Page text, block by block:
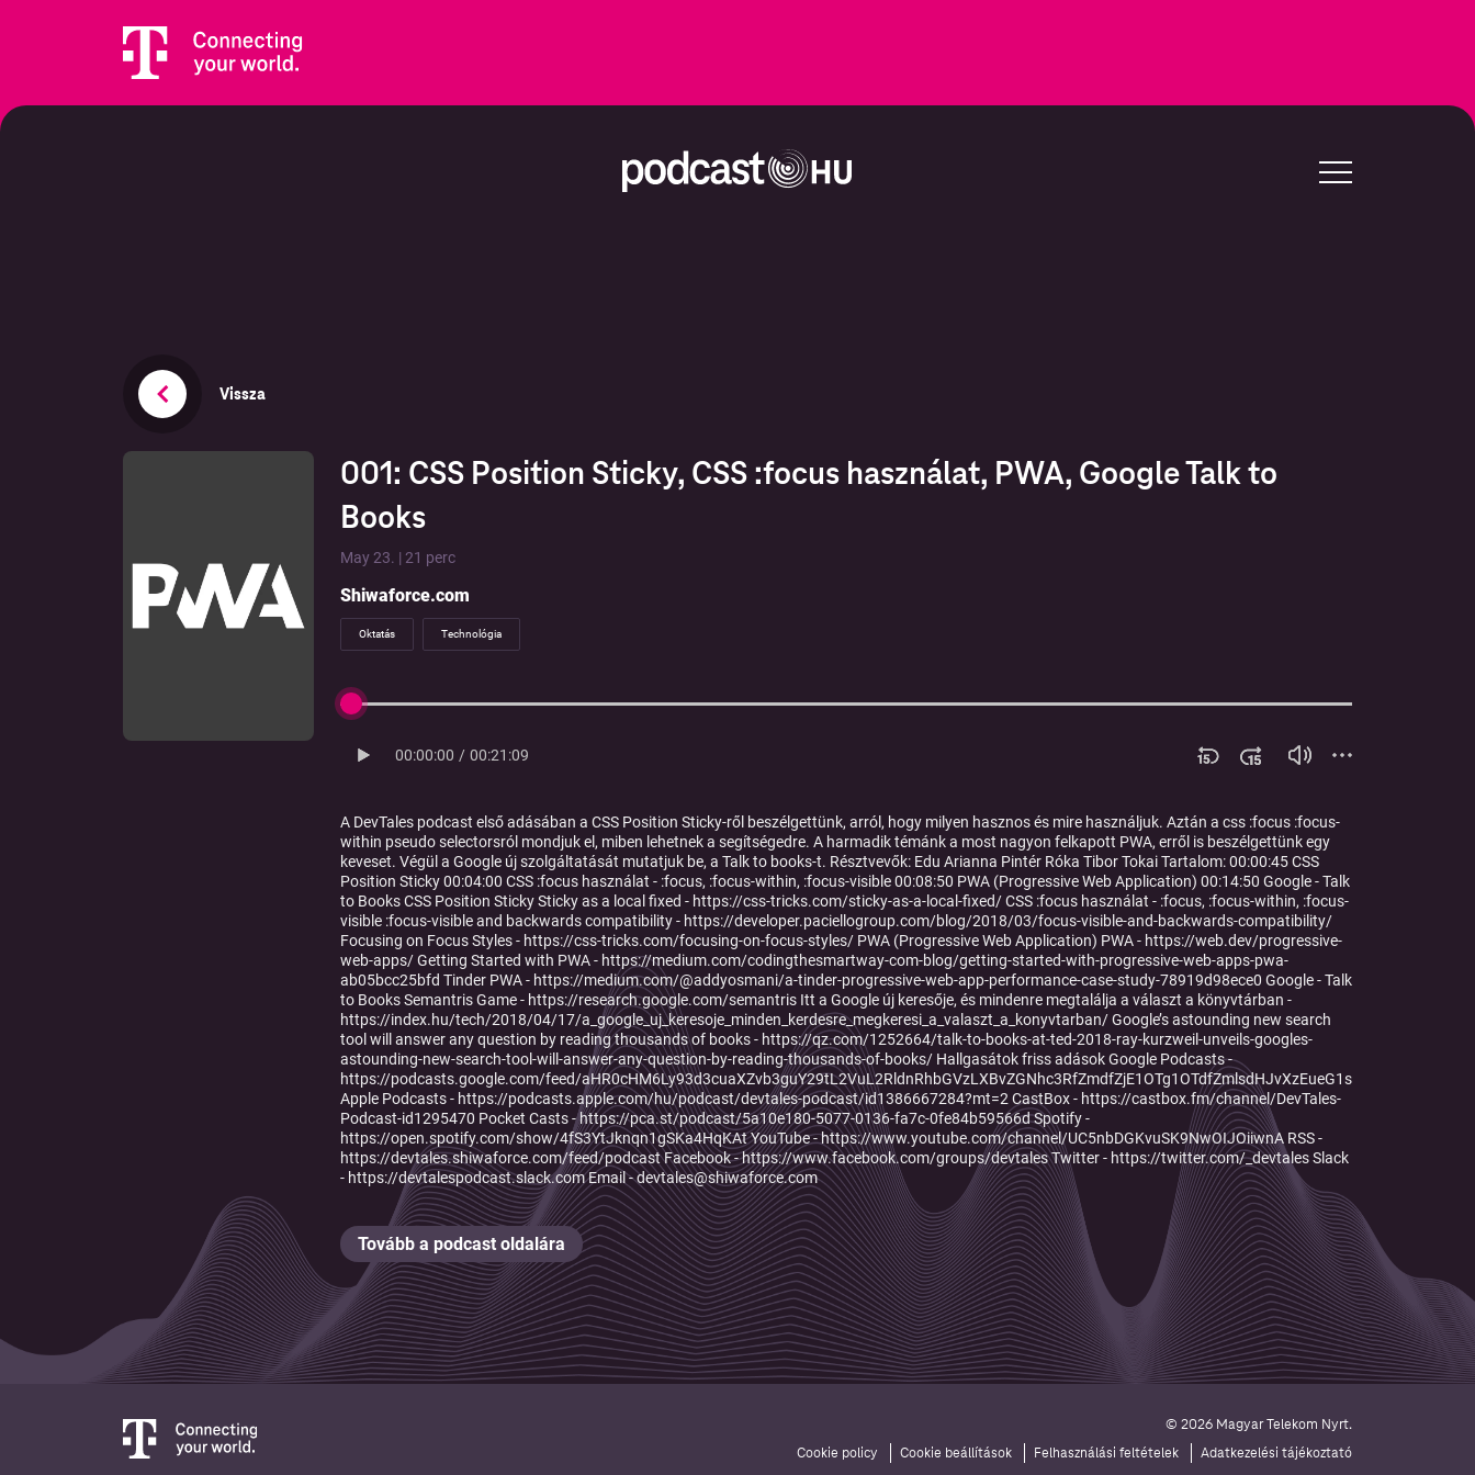
Vissza
001: CSS Position Sticky, CSS :focus használat, PWA, Google Talk to
Books
May 23. | 21 perc
Shiwaforce.com
Oktatás Technológia
00:00:00 / 00:21:09
A DevTales podcast első adásában a CSS Position Sticky-ről beszélgettünk, arról, hogy milyen hasznos és mire használjuk. Aztán a css :focus :focus-
within pseudo selectorsról mondjuk el, miben lehetnek a segítségedre. A harmadik témánk a most nagyon felkapott PWA, erről is beszélgettünk egy
keveset. Végül a Google új szolgáltatását mutatjuk be, a Talk to books-t. Résztvevők: Edu Arianna Pintér Róka Tibor Tokai Tartalom: 00:00:45 CSS
Position Sticky 00:04:00 CSS :focus használat - :focus, :focus-within, :focus-visible 00:08:50 PWA (Progressive Web Application) 00:14:50 Google - Talk
to Books CSS Position Sticky Sticky as a local fixed - https://css-tricks.com/sticky-as-a-local-fixed/ CSS :focus használat - :focus, :focus-within, :focus-
visible :focus-visible and backwards compatibility - https://developer.paciellogroup.com/blog/2018/03/focus-visible-and-backwards-compatibility/
Focusing on Focus Styles - https://css-tricks.com/focusing-on-focus-styles/ PWA (Progressive Web Application) PWA - https://web.dev/progressive-
web-apps/ Getting Started with PWA - https://medium.com/codingthesmartway-com-blog/getting-started-with-progressive-web-apps-pwa-
ab05bcc25bfd Tinder PWA - https://medium.com/@addyosmani/a-tinder-progressive-web-app-performance-case-study-78919d98ece0 Google - Talk
to Books Semantris Game - https://research.google.com/semantris Itt a Google új keresője, és mindenre megtalálja a választ a könyvtárban -
https://index.hu/tech/2018/04/17/a_google_uj_keresoje_minden_kerdesre_megkeresi_a_valaszt_a_konyvtarban/ Google’s astounding new search
tool will answer any question by reading thousands of books - https://qz.com/1252664/talk-to-books-at-ted-2018-ray-kurzweil-unveils-googles-
astounding-new-search-tool-will-answer-any-question-by-reading-thousands-of-books/ Hallgasátok friss adások Google Podcasts -
https://podcasts.google.com/feed/aHR0cHM6Ly93d3cuaXZvb3guY29tL2VuL2RldnRhbGVzLXBvZGNhc3RfZmdfZjE1OTg1OTdfZmlsdHJvXzEueG1s
Apple Podcasts - https://podcasts.apple.com/hu/podcast/devtales-podcast/id1386667284?mt=2 CastBox - https://castbox.fm/channel/DevTales-
Podcast-id1295470 Pocket Casts - https://pca.st/podcast/5a10e180-5077-0136-fa7c-0fe84b59566d Spotify -
https://open.spotify.com/show/4fS3YtJknqn1gSKa4HqKAt YouTube - https://www.youtube.com/channel/UC5nbDGKvuSK9NwOIJOiiwnA RSS -
https://devtales.shiwaforce.com/feed/podcast Facebook - https://www.facebook.com/groups/devtales Twitter - https://twitter.com/_devtales Slack
- https://devtalespodcast.slack.com Email - devtales@shiwaforce.com
Tovább a podcast oldalára
© 2026 Magyar Telekom Nyrt.
Cookie policy
Cookie beállítások Felhasználási feltételek Adatkezelési tájékoztató